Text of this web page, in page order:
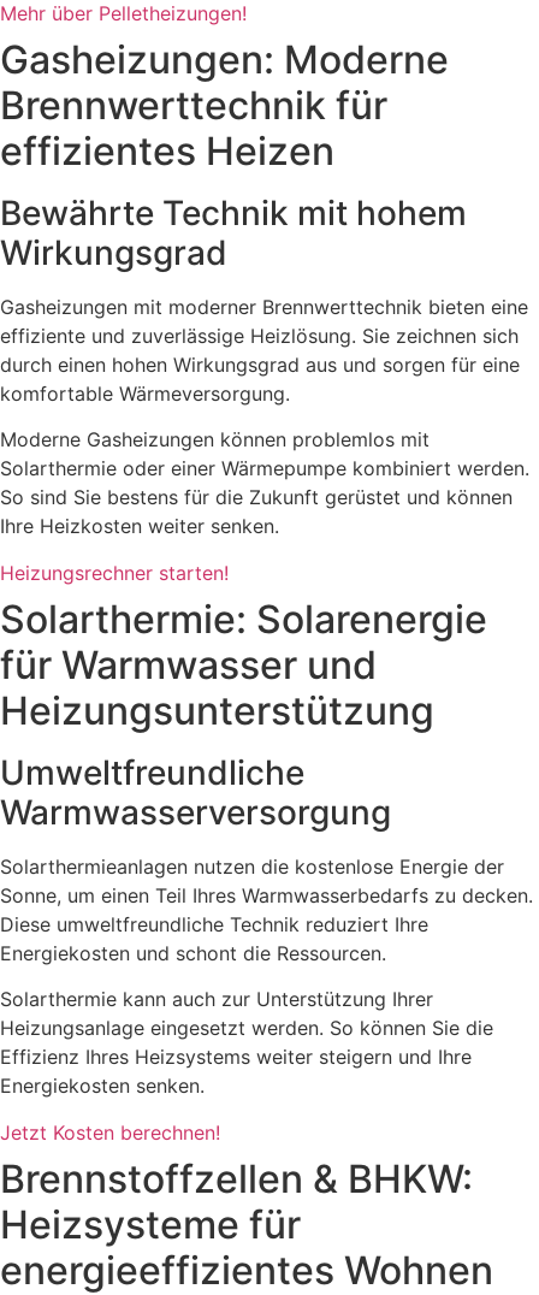
Mehr über Pelletheizungen!
Gasheizungen: Moderne
Brennwerttechnik für
effizientes Heizen
Bewährte Technik mit hohem
Wirkungsgrad
Gasheizungen mit moderner Brennwerttechnik bieten eine
effiziente und zuverlässige Heizlösung. Sie zeichnen sich
durch einen hohen Wirkungsgrad aus und sorgen für eine
komfortable Wärmeversorgung.
Moderne Gasheizungen können problemlos mit
Solarthermie oder einer Wärmepumpe kombiniert werden.
So sind Sie bestens für die Zukunft gerüstet und können
Ihre Heizkosten weiter senken.
Heizungsrechner starten!
Solarthermie: Solarenergie
für Warmwasser und
Heizungsunterstützung
Umweltfreundliche
Warmwasserversorgung
Solarthermieanlagen nutzen die kostenlose Energie der
Sonne, um einen Teil Ihres Warmwasserbedarfs zu decken.
Diese umweltfreundliche Technik reduziert Ihre
Energiekosten und schont die Ressourcen.
Solarthermie kann auch zur Unterstützung Ihrer
Heizungsanlage eingesetzt werden. So können Sie die
Effizienz Ihres Heizsystems weiter steigern und Ihre
Energiekosten senken.
Jetzt Kosten berechnen!
Brennstoffzellen & BHKW:
Heizsysteme für
energieeffizientes Wohnen